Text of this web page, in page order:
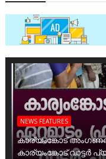
NEWS FEATURES
കാര്യംങ്കോട്
കാര്യംങ്കോട് വാട്ടർ